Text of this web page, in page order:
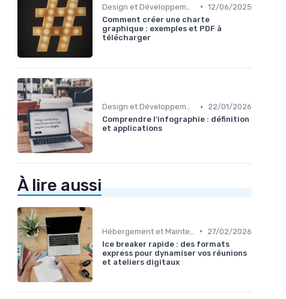
• 12/06/2025
Comment créer une charte
graphique : exemples et PDF à
télécharger
Design et Développement Web •
22/01/2026
Comprendre l'infographie : définition
et applications
À lire aussi
•
27/02/2026
Ice breaker rapide : des formats
express pour dynamiser vos réunions
et ateliers digitaux